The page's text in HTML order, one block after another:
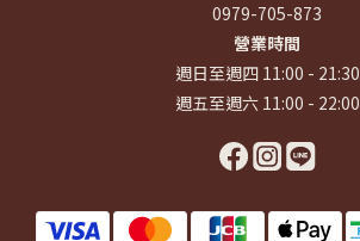
0979-705-873
營業時間
週日至週四 11:00 - 21:30
週五至週六 11:00 - 22:00